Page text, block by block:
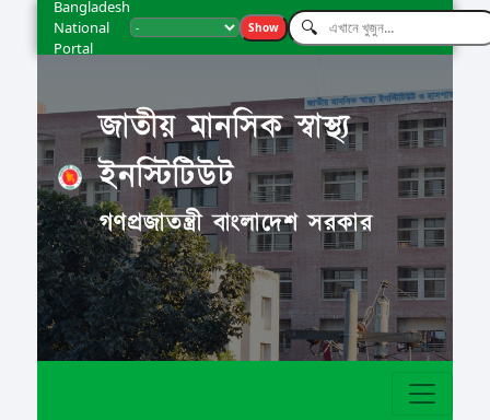
Bangladesh
National
Portal
Show
জাতীয় মানসিক স্বাস্থ্য
ইনস্টিটিউট
গণপ্রজাতন্ত্রী বাংলাদেশ সরকার